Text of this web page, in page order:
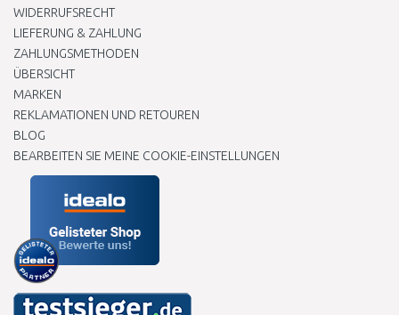
WIDERRUFSRECHT
LIEFERUNG & ZAHLUNG
ZAHLUNGSMETHODEN
ÜBERSICHT
MARKEN
REKLAMATIONEN UND RETOUREN
BLOG
BEARBEITEN SIE MEINE COOKIE-EINSTELLUNGEN